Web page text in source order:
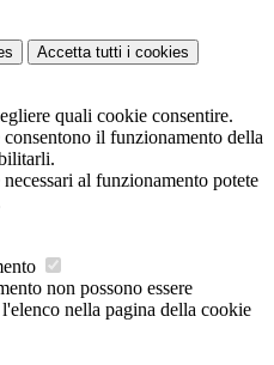
Accetta tutti i cookies
quali cookie consentire.
il funzionamento della
al funzionamento potete
non possono essere
nella pagina della cookie